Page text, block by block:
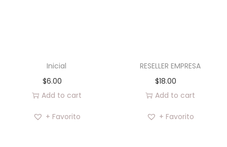
Inicial
$6.00
Add to cart
+ Favorito
RESELLER EMPRESA
$18.00
Add to cart
+ Favorito